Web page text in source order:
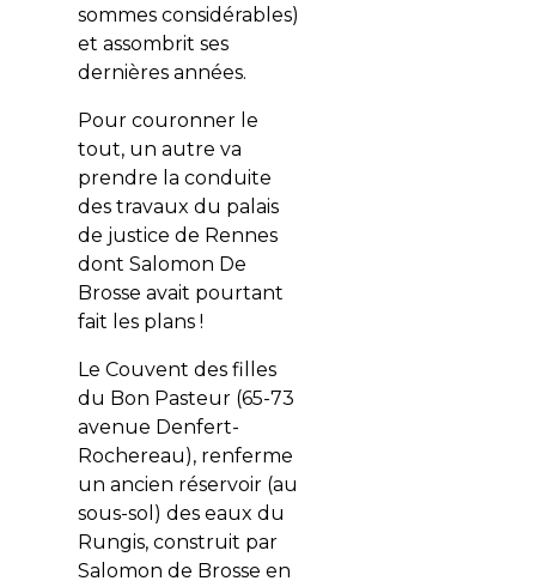
sommes considérables)
et assombrit ses
dernières années.
Pour couronner le
tout, un autre va
prendre la conduite
des travaux du palais
de justice de Rennes
dont Salomon De
Brosse avait pourtant
fait les plans !
Le Couvent des filles
du Bon Pasteur (65-73
avenue Denfert-
Rochereau), renferme
un ancien réservoir (au
sous-sol) des eaux du
Rungis, construit par
Salomon de Brosse en